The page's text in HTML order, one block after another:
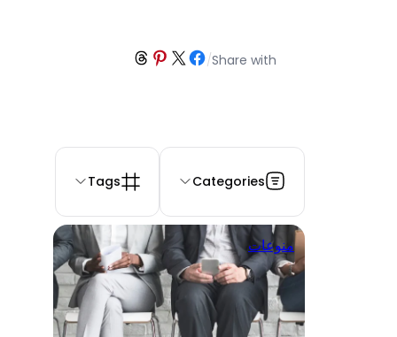
Share with
/
Share on Facebook
Share on X
Share on Pinterest
Share on Threads
Categories
Tags
منوعات